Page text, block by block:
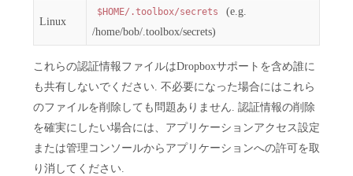
Linux
$HOME/.toolbox/secrets
(e.g.
/home/bob/.toolbox/secrets)
これらの認証情報ファイルはDropboxサポートを含め誰に
も共有しないでください. 不必要になった場合にはこれら
のファイルを削除しても問題ありません. 認証情報の削除
を確実にしたい場合には、アプリケーションアクセス設定
または管理コンソールからアプリケーションへの許可を取
り消してください.